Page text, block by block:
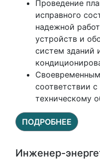
Проведение
исправного
надежной
устройств и
систем зданий
соответствии
техническому
ПОДРОБНЕЕ
Инженер-